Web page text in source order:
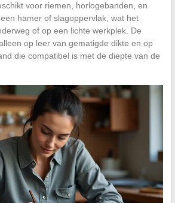
voor riemen, horlogebanden, en
hamer of slagoppervlak, wat het
of op een lichte werkplek. De
op leer van gematigde dikte en op
die compatibel is met de diepte van de